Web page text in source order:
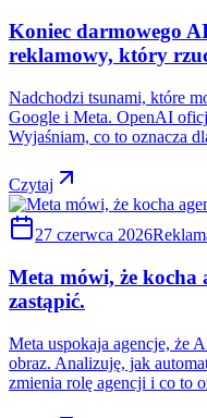
Koniec darmowego
reklamowy, który
Nadchodzi tsunami, które
Google i Meta. OpenAI
Wyjaśniam, co to oznacza
Czytaj
27 czerwca 2026
Meta mówi, że kocha
zastąpić.
Meta uspokaja agencje, że
obraz. Analizuję, jak
zmienia rolę agencji i co to